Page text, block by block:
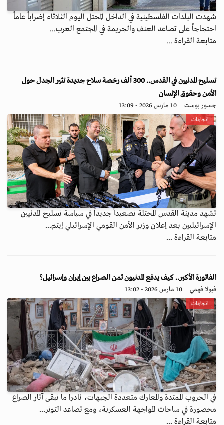
شهدت البلدات الفلسطينية في الداخل المحتل اليوم الثلاثاء إضراباً عاماً
احتجاجاً على تصاعد العنف والجريمة في المجتمع العرب...
متابعة القراءة ...
تسليح المدنيين في القدس.. 300 ألف رخصة سلاح جديدة تثير الجدل حول
الأمن وحقوق الإنسان
جسور بوست 10 مارس 2026 - 13:09
اتجاهات
تشهد مدينة القدس المحتلة تصعيداً جديداً في سياسة تسليح المدنيين
الإسرائيليين بعد إعلان وزير الأمن القومي الإسرائيلي إيتم...
متابعة القراءة ...
الفاتورة الأكبر.. كيف يدفع المدنيون ثمن الصراع بين إيران وإسرائيل؟
فيولا فهمي 10 مارس 2026 - 13:02
اتجاهات
في الحروب الممتدة والمعارك متعددة الجبهات، نادرا ما تبقى آثار الصراع
محصورة في ساحات المواجهة العسكرية، ومع تصاعد التوتر...
متابعة القراءة ...